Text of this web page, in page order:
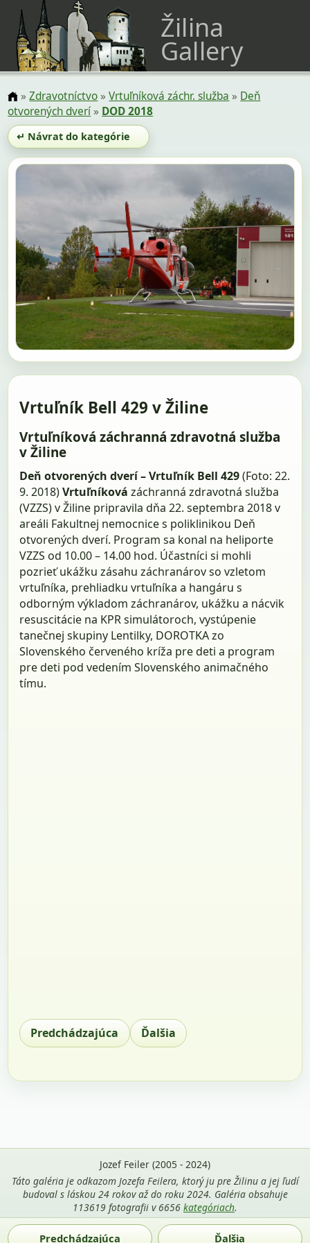
Žilina
Gallery
»Zdravotníctvo»Vrtuľníková záchr. služba » Deň
otvorených dverí» DOD 2018
↵ Návrat do kategórie
Vrtuľník Bell 429 v Žiline
Vrtuľníková záchranná zdravotná služba
v Žiline
Deň otvorených dverí – Vrtuľník Bell 429(Foto: 22.
9. 2018)Vrtuľníková záchranná zdravotná služba
(VZZS) v Žiline pripravila dňa 22. septembra 2018 v
areáli Fakultnej nemocnice s poliklinikou Deň
otvorených dverí. Program sa konal na heliporte
VZZS od 10.00 – 14.00 hod. Účastníci si mohli
pozrieť ukážku zásahu záchranárov so vzletom
vrtuľníka, prehliadku vrtuľníka a hangáru s
odborným výkladom záchranárov, ukážku a nácvik
resuscitácie na KPR simulátoroch, vystúpenie
tanečnej skupiny Lentilky, DOROTKA zo
Slovenského červeného kríža pre deti a program
pre deti pod vedením Slovenského animačného
tímu.
Predchádzajúca Ďalšia
Predchádzajúca Ďalšia
Jozef Feiler (2005 - 2024)
Táto galéria je odkazom Jozefa Feilera, ktorý ju pre Žilinu a jej ľudí
budoval s láskou 24 rokov až do roku 2024. Galéria obsahuje
113619 fotografii v 6656 kategóriach.
Použitie fotografií z tejto stránky je povolené len s uvedením